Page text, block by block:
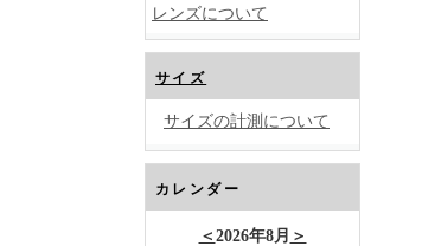
レンズについて
サイズ
サイズの計測について
カレンダー
＜ 2026年8月 ＞